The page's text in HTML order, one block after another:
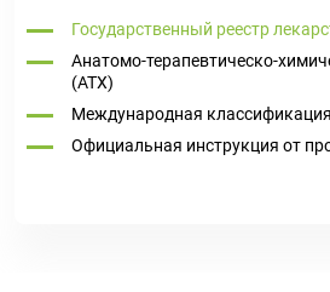
Государственный реестр
Анатомо-терапевтическо-
(ATX)
Международная
Официальная инструкция от